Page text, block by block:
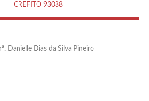
CREFITO 93088